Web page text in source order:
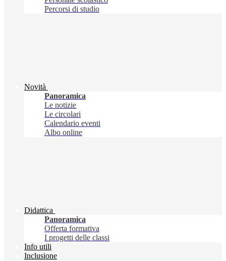
Percorsi di studio
Novità
Panoramica
Le notizie
Le circolari
Calendario eventi
Albo online
Didattica
Panoramica
Offerta formativa
I progetti delle classi
Info utili
Inclusione